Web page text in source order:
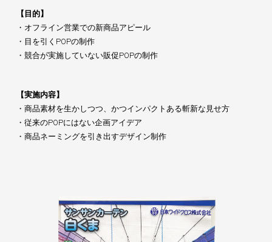
【目的】
・オフライン営業での新商品アピール
・目を引くPOPの制作
・競合が実施していない販促POPの制作
【実施内容】
・商品素材を生かしつつ、かつインパクトある斬新な見せ方
・従来のPOPにはない企画アイデア
・商品ネーミングを引き出すデザイン制作